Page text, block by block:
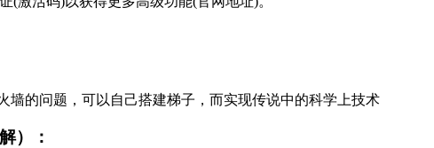
的问题，可以自己搭建梯子，而实现传说中的科学上技术
）：